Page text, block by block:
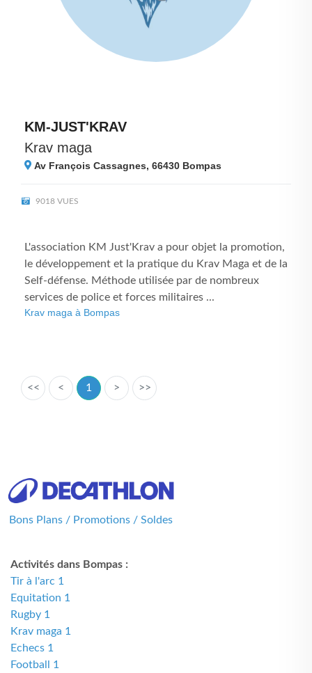
KM-JUST'KRAV
Krav maga
Av François Cassagnes, 66430 Bompas
9018 VUES
L'association KM Just'Krav a pour objet la promotion,
le développement et la pratique du Krav Maga et de la
Self-défense. Méthode utilisée par de nombreux
services de police et forces militaires ...
Krav maga à Bompas
<< < 1 > >>
Bons Plans / Promotions / Soldes
Activités dans Bompas :
Tir à l'arc 1
Equitation 1
Rugby 1
Krav maga 1
Echecs 1
Football 1